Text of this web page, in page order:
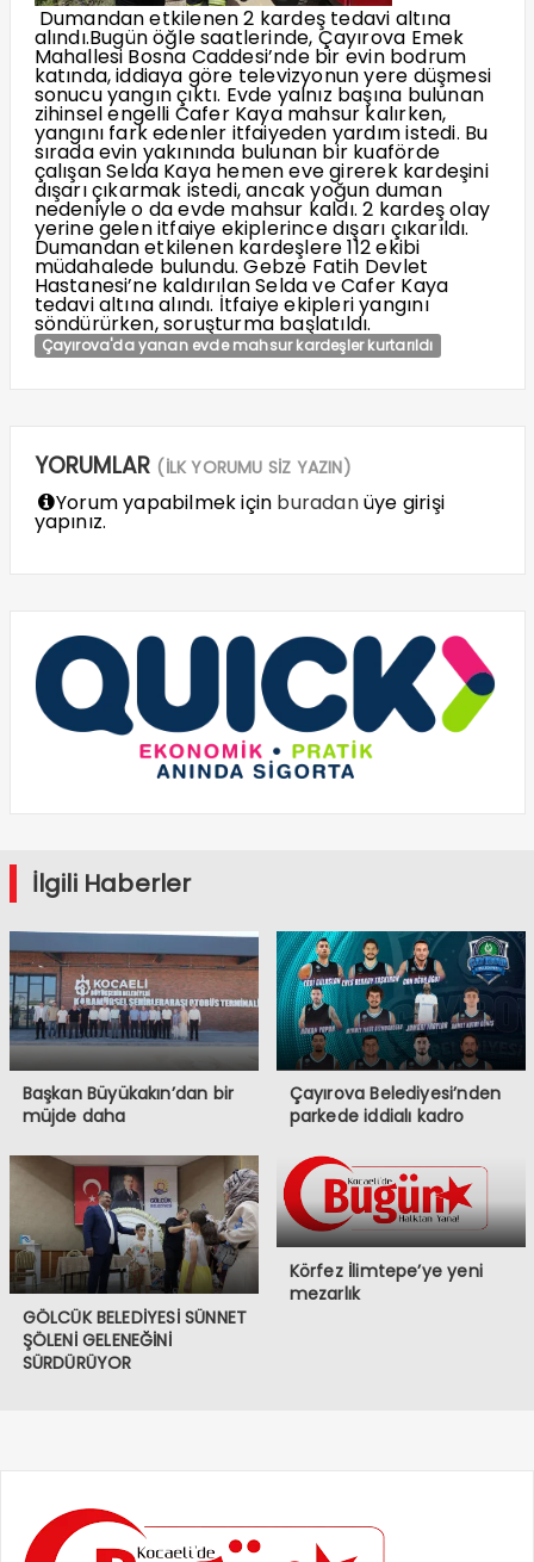
Dumandan etkilenen 2 kardeş tedavi altına
alındı.Bugün öğle saatlerinde, Çayırova Emek
Mahallesi Bosna Caddesi’nde bir evin bodrum
katında, iddiaya göre televizyonun yere düşmesi
sonucu yangın çıktı. Evde yalnız başına bulunan
zihinsel engelli Cafer Kaya mahsur kalırken,
yangını fark edenler itfaiyeden yardım istedi. Bu
sırada evin yakınında bulunan bir kuaförde
çalışan Selda Kaya hemen eve girerek kardeşini
dışarı çıkarmak istedi, ancak yoğun duman
nedeniyle o da evde mahsur kaldı. 2 kardeş olay
yerine gelen itfaiye ekiplerince dışarı çıkarıldı.
Dumandan etkilenen kardeşlere 112 ekibi
müdahalede bulundu. Gebze Fatih Devlet
Hastanesi’ne kaldırılan Selda ve Cafer Kaya
tedavi altına alındı. İtfaiye ekipleri yangını
söndürürken, soruşturma başlatıldı.
Çayırova'da yanan evde mahsur kardeşler kurtarıldı
YORUMLAR (İLK YORUMU SİZ YAZIN)
Yorum yapabilmek için buradanüye girişi
yapınız.
İlgili Haberler
Başkan Büyükakın’dan bir
müjde daha
Çayırova Belediyesi’nden
parkede iddialı kadro
GÖLCÜK BELEDİYESİ SÜNNET
ŞÖLENİ GELENEĞİNİ
SÜRDÜRÜYOR
Körfez İlimtepe’ye yeni
mezarlık